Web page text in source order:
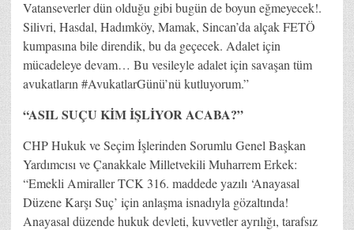
Vatanseverler dün olduğu gibi bugün de boyun eğmeyecek!.
Silivri, Hasdal, Hadımköy, Mamak, Sincan’da alçak FETÖ
kumpasına bile direndik, bu da geçecek. Adalet için
mücadeleye devam… Bu vesileyle adalet için savaşan tüm
avukatların #AvukatlarGünü’nü kutluyorum.”
“ASIL SUÇU KİM İŞLİYOR ACABA?”
CHP Hukuk ve Seçim İşlerinden Sorumlu Genel Başkan
Yardımcısı ve Çanakkale Milletvekili Muharrem Erkek:
“Emekli Amiraller TCK 316. maddede yazılı ‘Anayasal
Düzene Karşı Suç’ için anlaşma isnadıyla gözaltında!
Anayasal düzende hukuk devleti, kuvvetler ayrılığı, tarafsız